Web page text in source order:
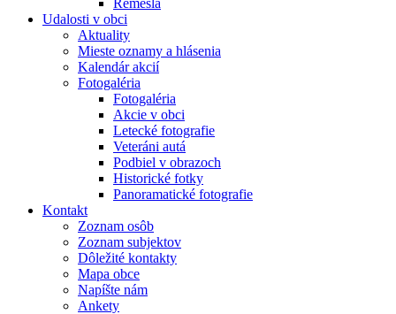
Remeslá
Udalosti v obci
Aktuality
Mieste oznamy a hlásenia
Kalendár akcií
Fotogaléria
Fotogaléria
Akcie v obci
Letecké fotografie
Veteráni autá
Podbiel v obrazoch
Historické fotky
Panoramatické fotografie
Kontakt
Zoznam osôb
Zoznam subjektov
Dôležité kontakty
Mapa obce
Napíšte nám
Ankety